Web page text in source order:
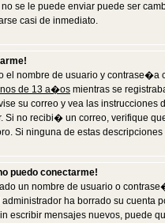
se le puede enviar puede ser
casi de inmediato.
el nombre de usuario y
de 13 a�os mientras se
su correo y vea las
no recibi� un correo, verifique
Si ninguna de estas
puedo conectarme!
un nombre de usuario o
ha borrado su
escribir mensajes nuevos, puede